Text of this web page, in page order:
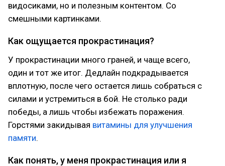
видосиками, но и полезным контентом. Со
смешными картинками.
Как ощущается прокрастинация?
У прокрастинации много граней, и чаще всего,
один и тот же итог. Дедлайн подкрадывается
вплотную, после чего остается лишь собраться с
силами и устремиться в бой. Не столько ради
победы, а лишь чтобы избежать поражения.
Горстями закидывая витамины для улучшения
памяти.
Как понять, у меня прокрастинация или я